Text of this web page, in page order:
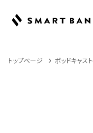
トップページ ポッドキャスト